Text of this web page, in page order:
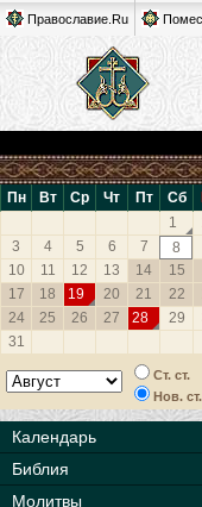
Православие.Ru
Пн Вт Ср Чт Пт Сб
1
3
4 5 6 7 8
10
11 12 13 14 15
17
18 19 20 21 22
24
25 26 27 28 29
31
Ст. ст.
Нов. ст.
Календарь
Библия
Молитвы